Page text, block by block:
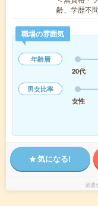
齢、学歴不
職場の雰囲気
年齢層
20代
男女比率
女性
気になる!
派遣